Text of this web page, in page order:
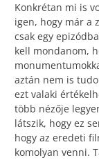
Konkrétan mi is
igen, hogy már a
csak egy
kell mondanom,
aztán nem is
ezt valaki
több nézője
látszik, hogy ez
hogy az eredeti
komolyan venni.